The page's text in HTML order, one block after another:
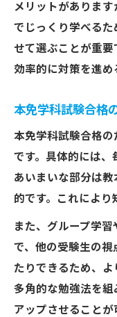
メリットがありま
でじっくり学べる
せて選ぶことが重要
効率的に対策を進め
本免学科試験合格
本免学科試験合格
です。具体的には
あいまいな部分は
的です。これにより
また、グループ学
で、他の受験生の視
たりできるため、
多角的な勉強法を組
アップさせることが